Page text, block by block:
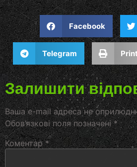
Facebook
Telegram Print
Залишити
Ваша e-mail адреса не
Обов’язкові поля позначені*
Коментар*